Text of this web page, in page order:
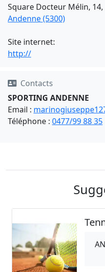
Square Docteur Mélin, 14,
Andenne (5300)
Site internet:
http://
Contacts
SPORTING ANDENNE
Email :
Téléphone : 0477/99 88 35